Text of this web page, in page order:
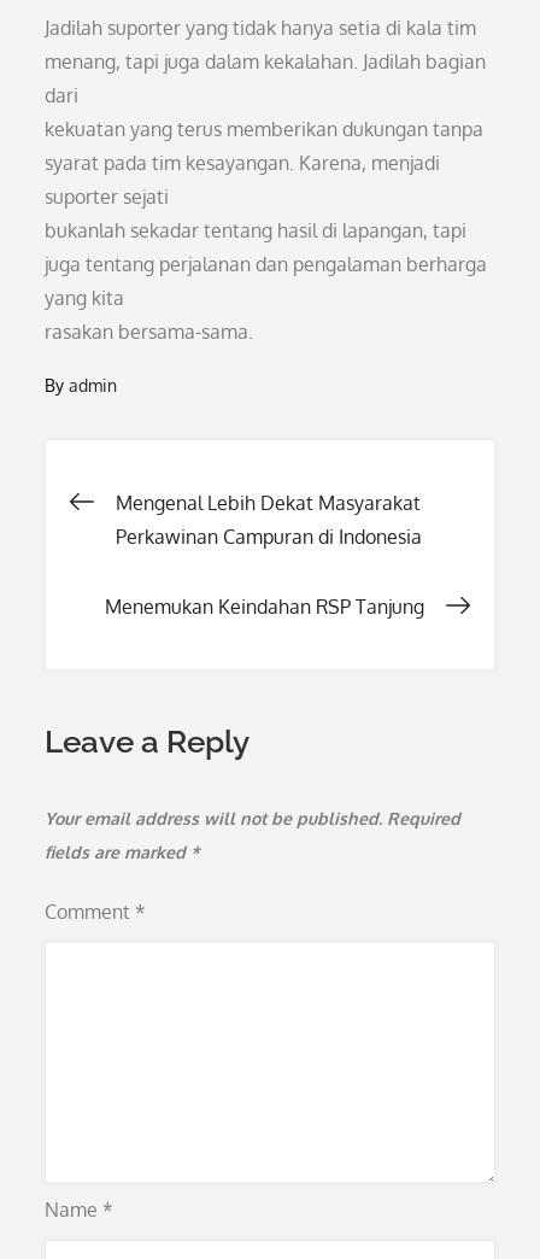
Jadilah suporter yang tidak hanya setia di kala tim
menang, tapi juga dalam kekalahan. Jadilah bagian
dari
kekuatan yang terus memberikan dukungan tanpa
syarat pada tim kesayangan. Karena, menjadi
suporter sejati
bukanlah sekadar tentang hasil di lapangan, tapi
juga tentang perjalanan dan pengalaman berharga
yang kita
rasakan bersama-sama.
Byadmin
Post
Mengenal Lebih Dekat Masyarakat
Perkawinan Campuran di Indonesia
Menemukan Keindahan RSP Tanjung
Leave a Reply
Your email address will not be published. Required
fields are marked *
Comment *
Name *